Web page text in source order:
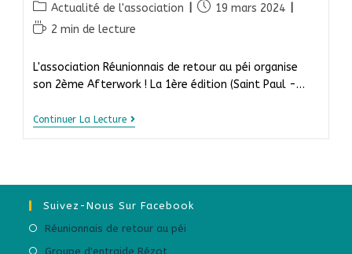
Actualité de l'association
19 mars 2024
2 min de lecture
L'association Réunionnais de retour au péi organise
son 2ème Afterwork ! La 1ère édition (Saint Paul -…
Continuer La Lecture
Suivez-Nous Sur Facebook
Réunionnais de retour au péi
Groupe d'entraide Rézot